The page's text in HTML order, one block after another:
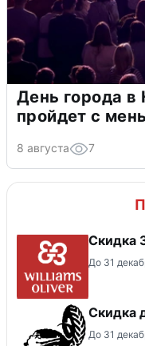
День города
пройдет с
8 августа 7
Скидка
До 31
Скидка
До 31